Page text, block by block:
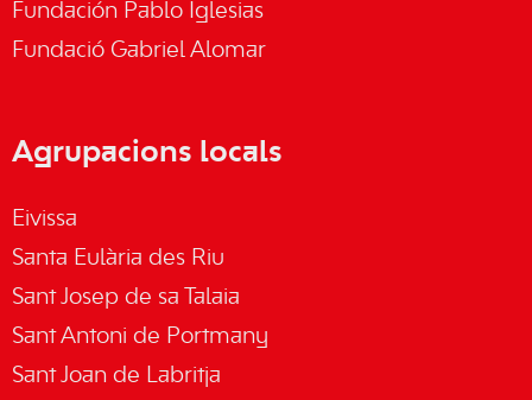
Fundación Pablo Iglesias
Fundació Gabriel Alomar
Agrupacions locals
Eivissa
Santa Eulària des Riu
Sant Josep de sa Talaia
Sant Antoni de Portmany
Sant Joan de Labritja